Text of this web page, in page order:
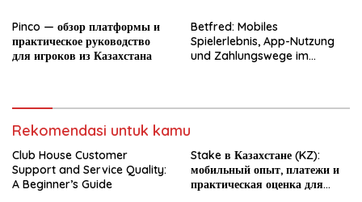
Pinco — обзор платформы и
практическое руководство
для игроков из Казахстана
Betfred: Mobiles
Spielerlebnis, App-Nutzung
und Zahlungswege im
Rekomendasi untuk kamu
Club House Customer
Support and Service Quality:
A Beginner’s Guide
Stake в Казахстане (KZ):
мобильный опыт, платежи и
практическая оценка для